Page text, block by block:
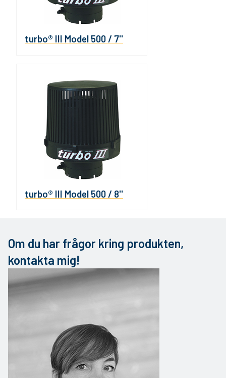
turbo® III Model 500 / 7''
turbo® III Model 500 / 8''
Om du har frågor kring produkten,
kontakta mig!